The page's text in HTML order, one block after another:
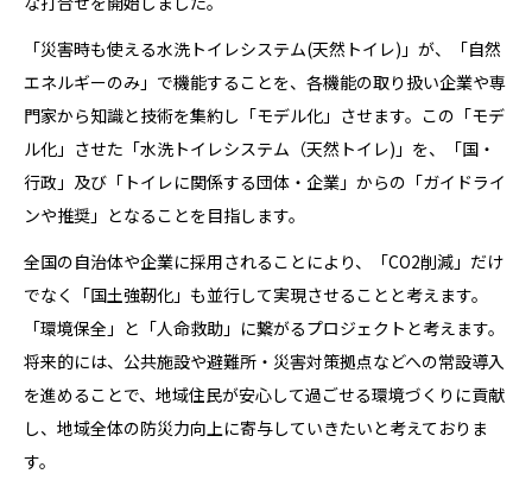
「災害時も使える水洗トイレシステム(天然トイレ)」が、「自然
エネルギーのみ」で機能することを、各機能の取り扱い企業や専
門家から知識と技術を集約し「モデル化」させます。この「モデ
ル化」させた「水洗トイレシステム（天然トイレ)」を、「国・
行政」及び「トイレに関係する団体・企業」からの「ガイドライ
ンや推奨」となることを目指します。
全国の自治体や企業に採用されることにより、「CO2削減」だけ
でなく「国土強靭化」も並行して実現させることと考えます。
「環境保全」と「人命救助」に繋がるプロジェクトと考えます。
将来的には、公共施設や避難所・災害対策拠点などへの常設導入
を進めることで、地域住民が安心して過ごせる環境づくりに貢献
し、地域全体の防災力向上に寄与していきたいと考えておりま
す。